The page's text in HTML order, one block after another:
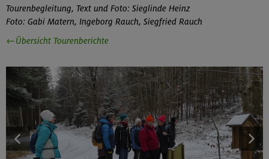
Tourenbegleitung, Text und Foto: Sieglinde Heinz
Foto: Gabi Matern, Ingeborg Rauch, Siegfried Rauch
←Übersicht Tourenberichte